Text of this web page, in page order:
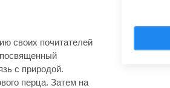
своих почитателей
с природой.
перца. Затем на